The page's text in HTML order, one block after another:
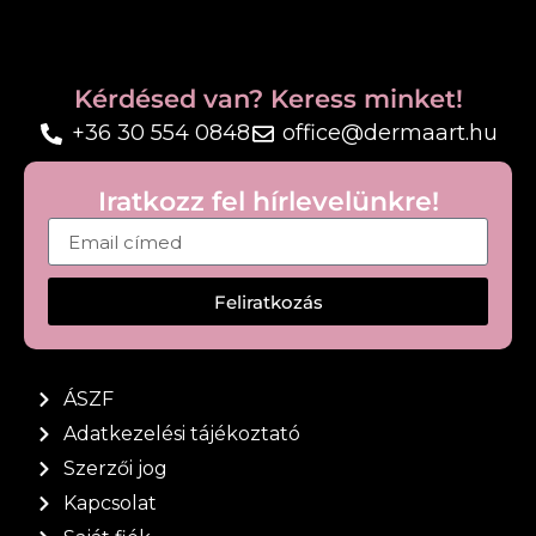
Iratkozz fel hírlevelünkre!
Feliratkozás
Kérdésed van? Keress minket!
+36 30 554 0848 office@dermaart.hu
ÁSZF
Adatkezelési tájékoztató
Szerzői jog
Kapcsolat